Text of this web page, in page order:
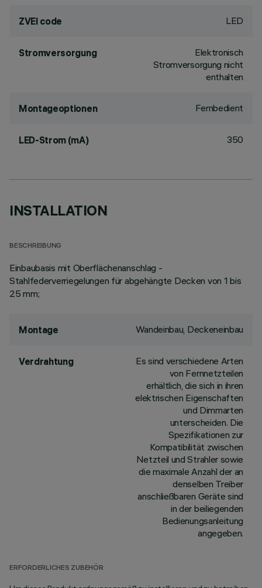
ZVEI code LED
Stromversorgung
Elektronisch
Stromversorgung nicht
enthalten
Montageoptionen Fernbedient
LED-Strom (mA) 350
INSTALLATION
BESCHREIBUNG
Einbaubasis mit Oberflächenanschlag -
Stahlfederverriegelungen für abgehängte Decken von 1 bis
25 mm;
Montage Wandeinbau, Deckeneinbau
Verdrahtung
Es sind verschiedene Arten
von Fernnetzteilen
erhältlich, die sich in ihren
elektrischen Eigenschaften
und Dimmarten
unterscheiden. Die
Spezifikationen zur
Kompatibilität zwischen
Netzteil und Strahler sowie
die maximale Anzahl der an
denselben Treiber
anschließbaren Geräte sind
in der beiliegenden
Bedienungsanleitung
angegeben.
ERFORDERLICHES ZUBEHÖR